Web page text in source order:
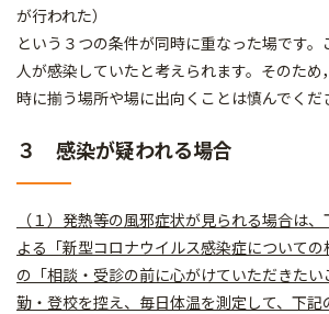
が行われた）
という３つの条件が同時に重なった場です
人が感染していたと考えられます。そのため
時に揃う場所や場に出向くことは慎んでくだ
３ 感染が疑われる場合
（１）発熱等の風邪症状が見られる場合は
よる「新型コロナウイルス感染症についての
の「相談・受診の前に心がけていただきた
勤・登校を控え、毎日体温を測定して、下記